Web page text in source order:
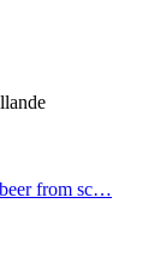
from sc…